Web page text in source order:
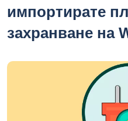
импортирате
захранване на